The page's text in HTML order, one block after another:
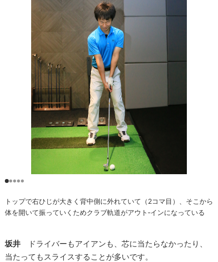
トップで右ひじが大きく背中側に外れていて（2コマ目）、そこから
体を開いて振っていくためクラブ軌道がアウト‐インになっている
坂井 ドライバーもアイアンも、芯に当たらなかったり、
当たってもスライスすることが多いです。